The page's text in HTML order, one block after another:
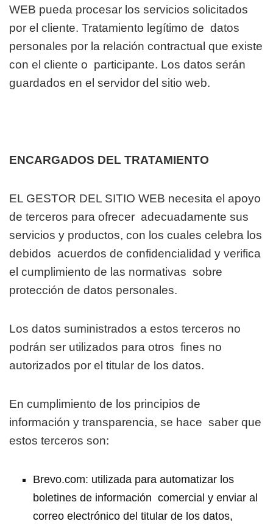
WEB pueda procesar los servicios solicitados
por el cliente. Tratamiento legítimo de datos
personales por la relación contractual que existe
con el cliente o participante. Los datos serán
guardados en el servidor del sitio web.
ENCARGADOS DEL TRATAMIENTO
EL GESTOR DEL SITIO WEB necesita el apoyo
de terceros para ofrecer adecuadamente sus
servicios y productos, con los cuales celebra los
debidos acuerdos de confidencialidad y verifica
el cumplimiento de las normativas sobre
protección de datos personales.
Los datos suministrados a estos terceros no
podrán ser utilizados para otros fines no
autorizados por el titular de los datos.
En cumplimiento de los principios de
información y transparencia, se hace saber que
estos terceros son:
Brevo.com: utilizada para automatizar los
boletines de información comercial y enviar al
correo electrónico del titular de los datos,